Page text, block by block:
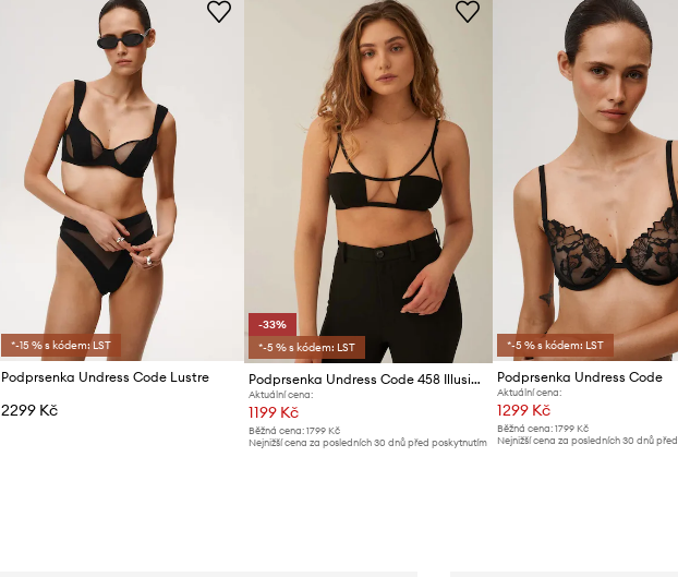
*-15 % s kódem: LST
Podprsenka Undress Code Lustre
2299 Kč
-33%
*-5 % s kódem: LST
Podprsenka Undress Code 458 Illusion Top Black
Aktuální cena:
1199 Kč
Běžná cena: 1799 Kč
Nejnižší cena za posledních 30 dnů před poskytnutím
*-5 % s kódem: LST
Podprsenka Undress Code
Aktuální cena:
1299 Kč
Běžná cena: 1799 Kč
Nejnižší cena za posledních 30 dnů